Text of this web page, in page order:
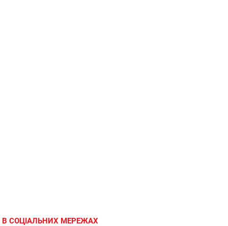
СОЦІАЛЬНИХ МЕРЕЖАХ